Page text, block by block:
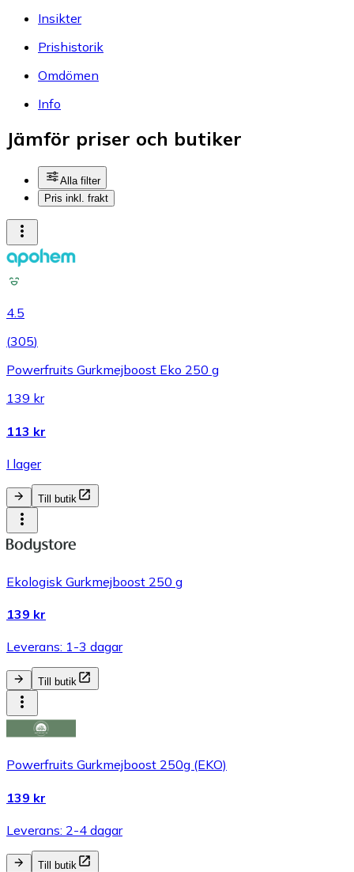
Insikter
Prishistorik
Omdömen
Info
Jämför priser och butiker
Alla filter
Pris inkl. frakt
4.5
(305)
Powerfruits Gurkmejboost Eko 250 g
139 kr
113 kr
I lager
Till butik
Ekologisk Gurkmejboost 250 g
139 kr
Leverans: 1-3 dagar
Till butik
Powerfruits Gurkmejboost 250g (EKO)
139 kr
Leverans: 2-4 dagar
Till butik